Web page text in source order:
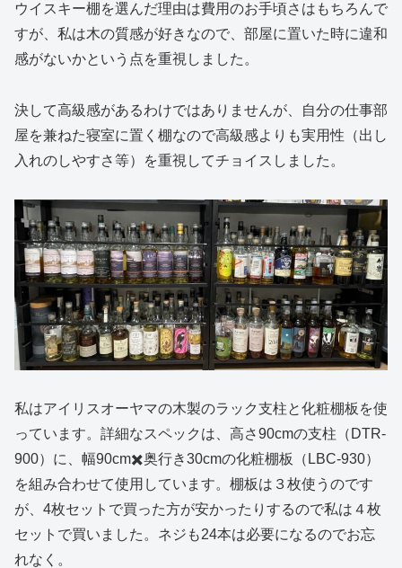
ウイスキー棚を選んだ理由は費用のお手頃さはもちろんで
すが、私は木の質感が好きなので、部屋に置いた時に違和
感がないかという点を重視しました。
決して高級感があるわけではありませんが、自分の仕事部
屋を兼ねた寝室に置く棚なので高級感よりも実用性（出し
入れのしやすさ等）を重視してチョイスしました。
私はアイリスオーヤマの木製のラック支柱と化粧棚板を使
っています。詳細なスペックは、高さ90cmの支柱（DTR-
900）に、幅90cm✖️奥行き30cmの化粧棚板（LBC-930）
を組み合わせて使用しています。棚板は３枚使うのです
が、4枚セットで買った方が安かったりするので私は４枚
セットで買いました。ネジも24本は必要になるのでお忘
れなく。